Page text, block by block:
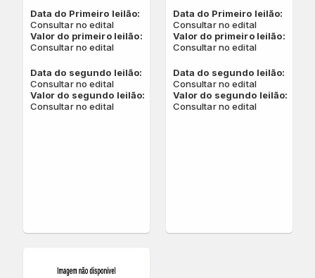
Data do Primeiro leilão:
Consultar no edital
Valor do primeiro leilão:
Consultar no edital
Data do segundo leilão:
Consultar no edital
Valor do segundo leilão:
Consultar no edital
Data do Primeiro leilão:
Consultar no edital
Valor do primeiro leilão:
Consultar no edital
Data do segundo leilão:
Consultar no edital
Valor do segundo leilão:
Consultar no edital